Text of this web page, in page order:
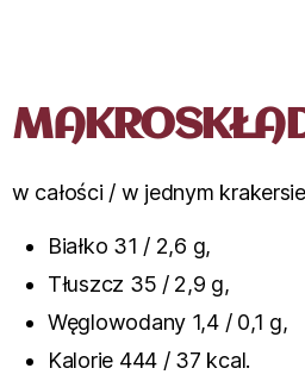
w całości / w jednym
Białko 31 / 2,6 g,
Tłuszcz 35 / 2,9 g,
Węglowodany 1,4 / 0,1 g,
Kalorie 444 / 37 kcal.